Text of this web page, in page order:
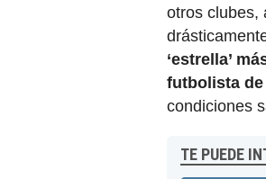
otros clubes,
‘estrella’
futbolista
condiciones
TE PUEDE